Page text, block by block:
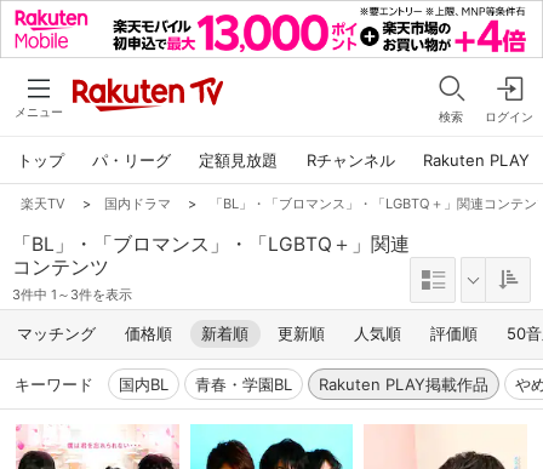
メニュー 検索 ログイン
トップ パ・リーグ 定額見放題 Rチャンネル Rakuten PLAY
楽天TV > 国内ドラマ > 「BL」・「ブロマンス」・「LGBTQ＋」関連コンテ
「BL」・「ブロマンス」・「LGBTQ＋」関連
コンテンツ
3件中 1～3件を表示
マッチング 価格順 新着順 更新順 人気順 評価順 50
キーワード 国内BL 青春・学園BL Rakuten PLAY掲載作品 や